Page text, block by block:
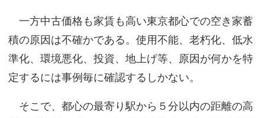
一方中古価格も家賃も高い東京都心での空き家蓄
積の原因は不確かである。使用不能、老朽化、低水
準化、環境悪化、投資、地上げ等、原因が何かを特
定するには事例毎に確認するしかない。
そこで、都心の最寄り駅から５分以内の距離の高